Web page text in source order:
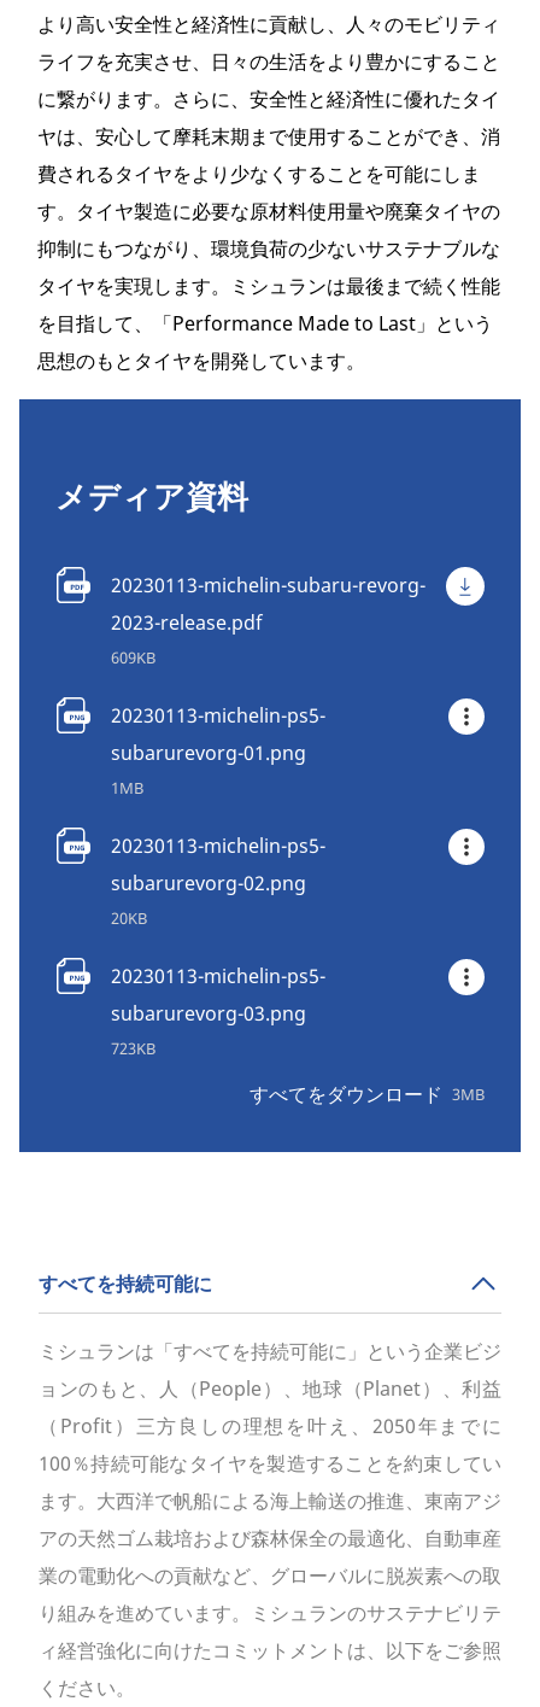
より高い安全性と経済性に貢献し、人々のモビリティ
ライフを充実させ、日々の生活をより豊かにすること
に繋がります。さらに、安全性と経済性に優れたタイ
ヤは、安心して摩耗末期まで使用することができ、消
費されるタイヤをより少なくすることを可能にしま
す。タイヤ製造に必要な原材料使用量や廃棄タイヤの
抑制にもつながり、環境負荷の少ないサステナブルな
タイヤを実現します。ミシュランは最後まで続く性能
を目指して、「Performance Made to Last」という
思想のもとタイヤを開発しています。
メディア資料
20230113-michelin-subaru-revorg-
2023-release.pdf
609KB
20230113-michelin-ps5-
subarurevorg-01.png
1MB
20230113-michelin-ps5-
subarurevorg-02.png
20KB
20230113-michelin-ps5-
subarurevorg-03.png
723KB
すべてをダウンロード 3MB
すべてを持続可能に
ミシュランは「すべてを持続可能に」という企業ビジ
ョンのもと、人（People）、地球（Planet）、利益
（Profit）三方良しの理想を叶え、2050年までに
100％持続可能なタイヤを製造することを約束してい
ます。大西洋で帆船による海上輸送の推進、東南アジ
アの天然ゴム栽培および森林保全の最適化、自動車産
業の電動化への貢献など、グローバルに脱炭素への取
り組みを進めています。ミシュランのサステナビリテ
ィ経営強化に向けたコミットメントは、以下をご参照
ください。